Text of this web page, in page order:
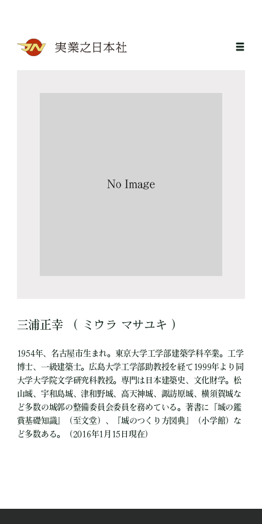
三浦正幸 （ ミウラ マサユキ ）
1954年、名古屋市生まれ。東京大学工学部建築学科卒業。工学
博士、一級建築士。広島大学工学部助教授を経て1999年より同
大学大学院文学研究科教授。専門は日本建築史、文化財学。松
山城、宇和島城、津和野城、高天神城、諏訪原城、横須賀城な
ど多数の城郭の整備委員会委員を務めている。著書に『城の鑑
賞基礎知識』（至文堂）、『城のつくり方図典』（小学館）な
ど多数ある。（2016年1月15日現在）